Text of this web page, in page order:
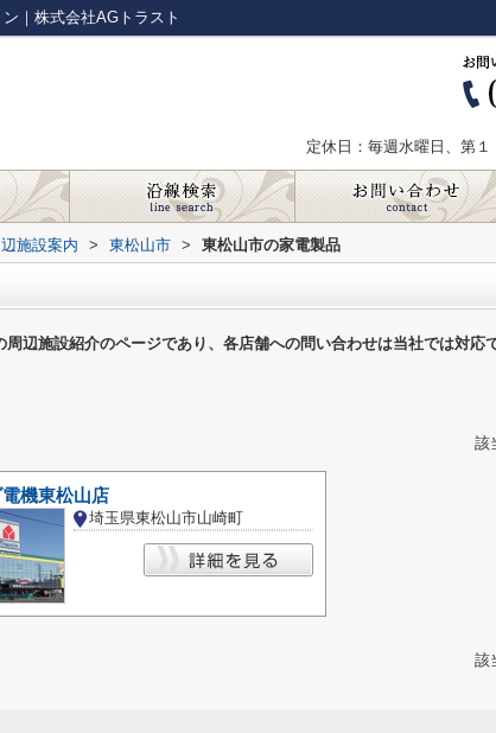
｜株式会社AGトラスト
定休日：毎週水曜日、第
施設案内 > 東松山市 > 東松山市の家電製品
辺施設紹介のページであり、各店舗への問い合わせは当社では対応
該
機東松山店
埼玉県東松山市山崎町
該